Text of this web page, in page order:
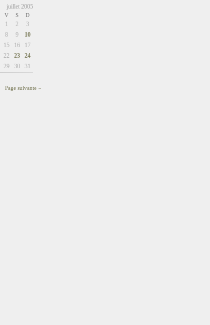
juillet 2005
V S D
1 2
3
8 9
10
15 16
17
22 23
24
29 30 31
Page suivante »